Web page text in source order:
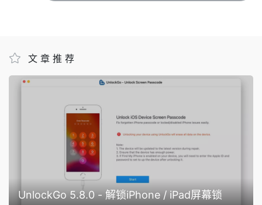
文章推荐
UnlockGo 5.8.0 - 解锁iPhone / iPad屏幕锁